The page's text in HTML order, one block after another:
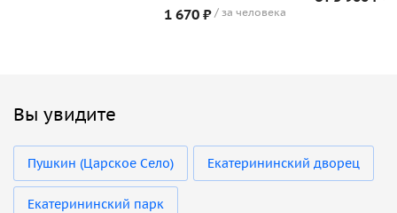
1 670 ₽ за человека
Вы увидите
Пушкин (Царское Село) Екатерининский дворец
Екатерининский парк